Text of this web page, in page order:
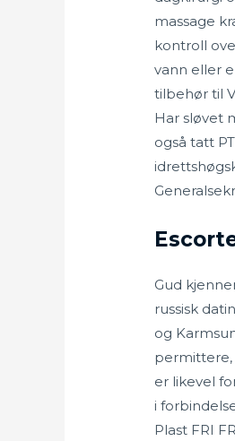
massage
kontroll
vann eller
tilbehør til
Har sløvet
også tatt
Gud
russisk
og
permittere,
er likevel
i
Plast FRI